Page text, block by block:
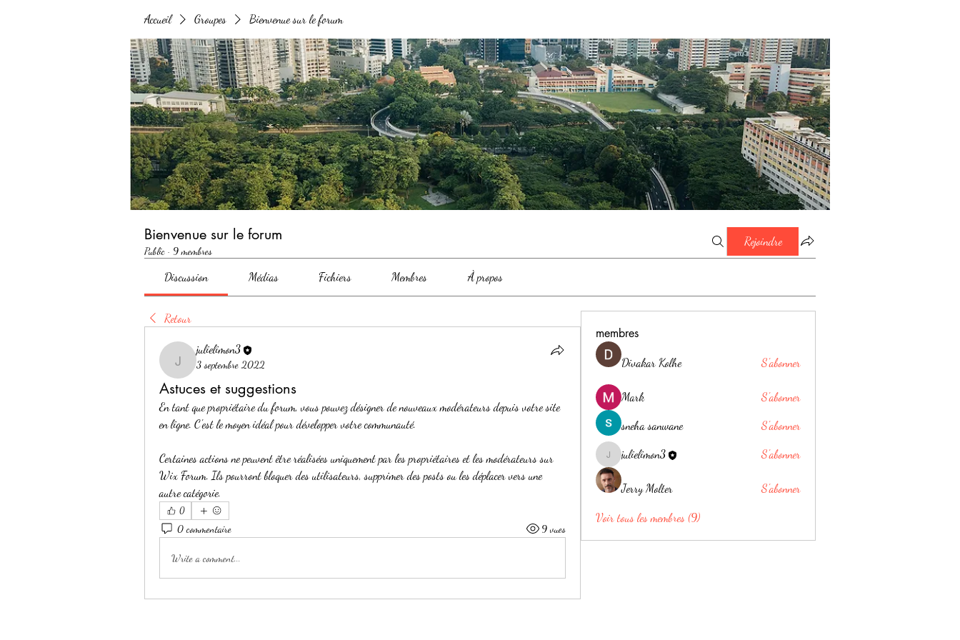
Accueil Groupes Bienvenue sur le forum
Bienvenue sur le forum
Public · 9 membres
Rejoindre
Discussion Médias Fichiers Membres À propos
Retour
julielimon3
julielimon3
3 septembre 2022
Astuces et suggestions
En tant que propriétaire du forum, vous pouvez désigner de nouveaux modérateurs depuis votre site
en ligne. C'est le moyen idéal pour développer votre communauté.
Certaines actions ne peuvent être réalisées uniquement par les propriétaires et les modérateurs sur
Wix Forum. Ils pourront bloquer des utilisateurs, supprimer des posts ou les déplacer vers une
autre catégorie.
0
0 commentaire 9 vues
Write a comment...
membres
Divakar Kolhe S'abonner
Mark S'abonner
sneha sanwane S'abonner
julielimon3
julielimon3 S'abonner
Jerry Molter S'abonner
Voir tous les membres (9)